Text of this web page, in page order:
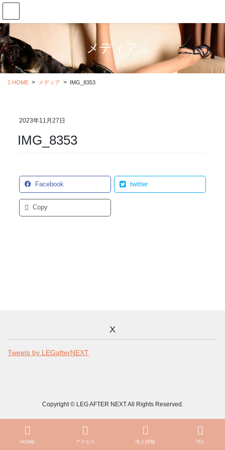
コ
テ
ン
ツ
に
移
ナ
ゲ
ー
シ
ョ
ン
メディア
HOME メディア IMG_8353
2023年11月27日
IMG_8353
Facebook twitter
Copy
X
Tweets by LEGafterNEXT
Copyright © LEG AFTER NEXT All Rights Reserved.
HOME アクセス 求人情報 TEL